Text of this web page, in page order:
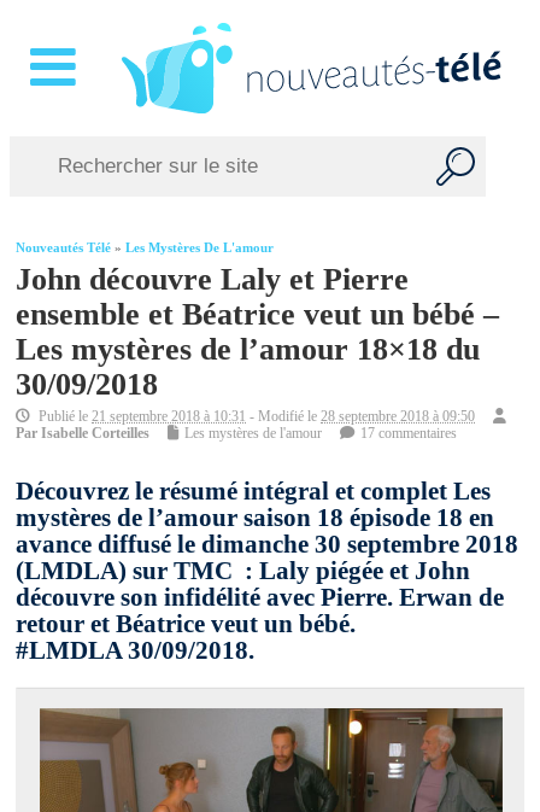
Nouveautés Télé »Les Mystères De L'amour
John découvre Laly et Pierre
ensemble et Béatrice veut un bébé –
Les mystères de l’amour 18×18 du
30/09/2018
Publié le21 septembre 2018 à 10:31 - Modifié le28 septembre 2018 à 09:50
ParIsabelle Corteilles Les mystères de l'amour 17 commentaires
Découvrez le résumé intégral et complet Les
mystères de l’amour saison 18 épisode 18 en
avance diffusé le dimanche 30 septembre 2018
(LMDLA) sur TMC : Laly piégée et John
découvre son infidélité avec Pierre. Erwan de
retour et Béatrice veut un bébé.
#LMDLA 30/09/2018.